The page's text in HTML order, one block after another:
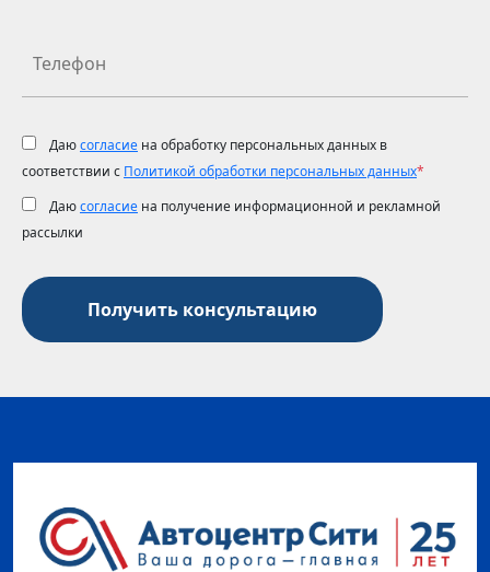
Даюсогласие на обработку персональных данных в
соответствии с Политикой обработки персональных данных*
Даюсогласие на получение информационной и рекламной
рассылки